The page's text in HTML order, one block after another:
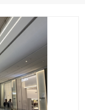
瓷装饰构件
家
料生产厂家
池坐凳